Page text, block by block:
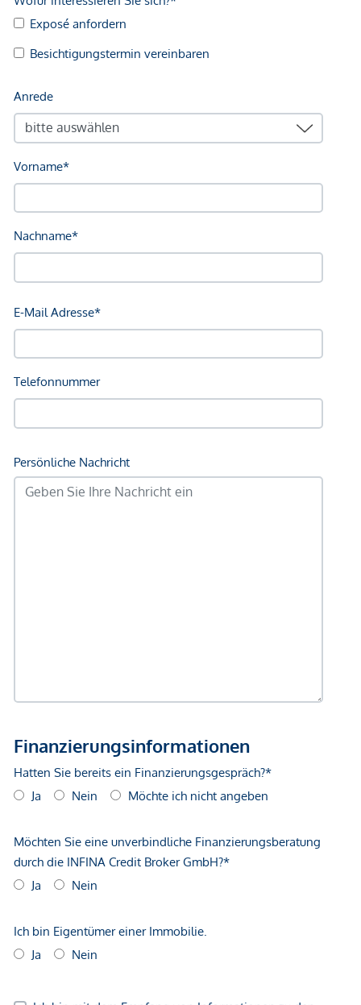
Arzt <250m
Klinik <500m
Kinder & Schulen
Schule <500m
Kindergarten <250m
Universität <250m
Nahversorgung
Bäckerei <250m
Geldautomat <250m
Bank <250m
Post <250m
Verkehr
Bus <250m
Immobilienunternehmen angeboten. Allfällige aus dem
gegenüber dem anbietenden Immobilienunternehmen
geltend zu machen. Wir weisen Sie darauf hin, dass die
gemachten Angaben und Informationen lediglich
unverbindliche Vorabinformationen sind und daher ohne